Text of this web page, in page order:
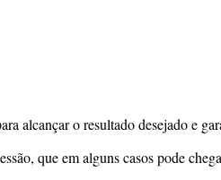
alcançar o resultado desejado e
que em alguns casos pode